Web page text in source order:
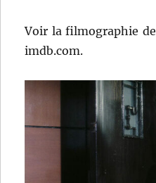
Voir la filmographie de
imdb.com.